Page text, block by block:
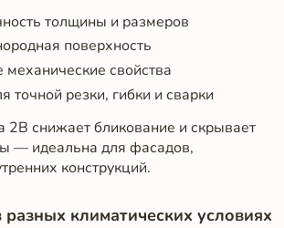
толщины и размеров
поверхность
свойства
точной резки, гибки и сварки
2B снижает бликование и скрывает
— идеальна для фасадов,
конструкций.
климатических условиях